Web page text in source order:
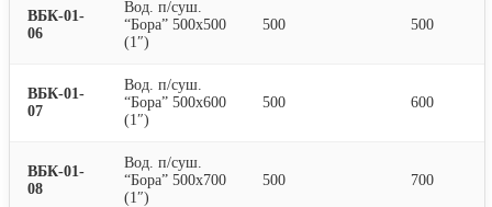
ВБК-01-
06
Вод. п/суш.
“Бора” 500х500
(1″)
500 500
ВБК-01-
07
Вод. п/суш.
“Бора” 500х600
(1″)
500 600
ВБК-01-
08
Вод. п/суш.
“Бора” 500х700
(1″)
500 700